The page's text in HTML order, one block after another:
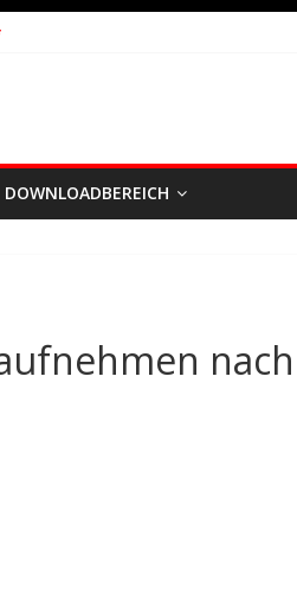
* Föhrden-Barl *
DOWNLOADBEREICH
nach